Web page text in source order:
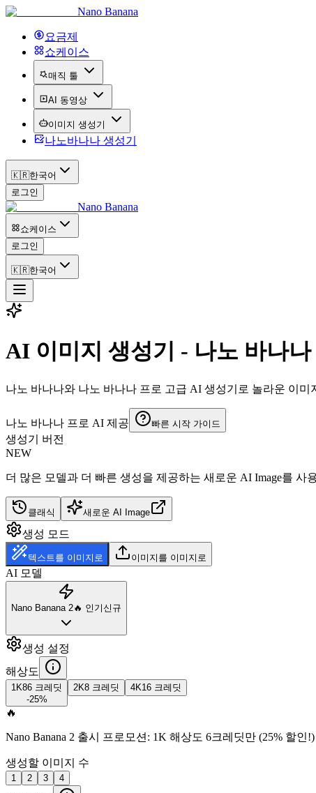
Nano Banana
요금제
쇼케이스
매직 툴
AI 동영상
이미지 생성기
나노바나나 생성기
🇰🇷한국어
로그인
Nano Banana
쇼케이스
로그인
🇰🇷한국어
AI 이미지 생성기 - 나노 바나
나노 바나나와 나노 바나나 프로 고급 AI 생성기로 놀라운 이미
나노 바나나 프로 AI 제공 빠른 시작 가이드
생성기 버전
NEW
더 많은 모델과 더 빠른 생성을 제공하는 새로운 AI Image를 사
클래식 새로운 AI Image
생성 모드
텍스트를 이미지로 이미지를 이미지로
AI 모델
Nano Banana 2🔥 인기신규
생성 설정
해상도
1K86 크레딧
-25%
2K8 크레딧 4K16 크레딧
🔥
Nano Banana 2 출시 프로모션: 1K 해상도 6크레딧만 (25% 할인!)
생성할 이미지 수
1 2 3 4